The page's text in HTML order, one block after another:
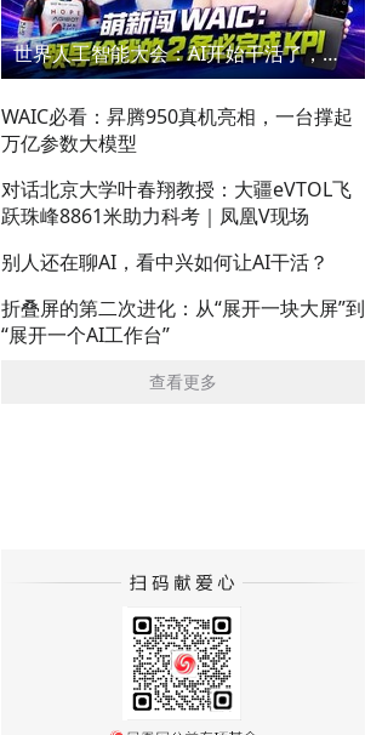
世界人工智能大会：AI开始干活了，但到底干的怎么样？萌新闯WAIC
WAIC必看：昇腾950真机亮相，一台撑起
万亿参数大模型
对话北京大学叶春翔教授：大疆eVTOL飞
跃珠峰8861米助力科考｜凤凰V现场
别人还在聊AI，看中兴如何让AI干活？
折叠屏的第二次进化：从“展开一块大屏”到
“展开一个AI工作台”
查看更多